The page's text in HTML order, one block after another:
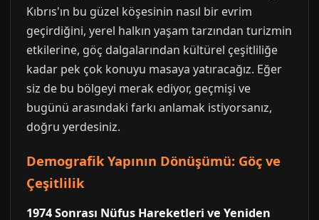
Kıbrıs'ın bu güzel köşesinin nasıl bir evrim
geçirdiğini, yerel halkın yaşam tarzından turizmin
etkilerine, göç dalgalarından kültürel çeşitliliğe
kadar pek çok konuyu masaya yatıracağız. Eğer
siz de bu bölgeyi merak ediyor, geçmişi ve
bugünü arasındaki farkı anlamak istiyorsanız,
doğru yerdesiniz.
Demografik Yapının Dönüşümü: Göç ve
Çeşitlilik
1974 Sonrası Nüfus Hareketleri ve Yeniden